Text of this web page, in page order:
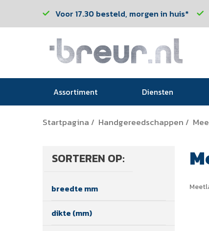
Voor 17.30 besteld, morgen in huis*
Assortiment Diensten
Startpagina / Handgereedschappen /
SORTEREN OP:
breedte mm
dikte (mm)